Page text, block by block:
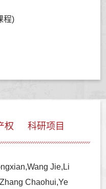
程)
权 科研项目
Jie,Li
Chaohui,Ye